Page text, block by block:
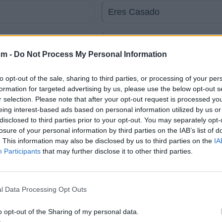
- Do Not Process My Personal Information
opt-out of the sale, sharing to third parties, or processing of your
for targeted advertising by us, please use the below opt-out
selection. Please note that after your opt-out request is processed
interest-based ads based on personal information utilized by us
to third parties prior to your opt-out. You may separately
of your personal information by third parties on the IAB’s list of
This information may also be disclosed by us to third parties on the
Participants that may further disclose it to other third parties.
Data Processing Opt Outs
opt-out of the Sharing of my personal data.
Eres Casado
Tu Decides
Como le hago pa olvidarla